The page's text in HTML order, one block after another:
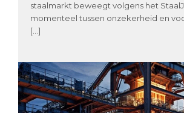
staalmarkt beweegt volgens het
momenteel tussen onzekerheid en
[…]